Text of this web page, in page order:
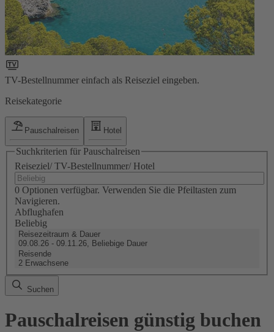
TV-Bestellnummer einfach als Reiseziel eingeben.
Reisekategorie
Pauschalreisen Hotel
Suchkriterien für Pauschalreisen
Reiseziel/ TV-Bestellnummer/ Hotel
0 Optionen verfügbar. Verwenden Sie die Pfeiltasten zum
Navigieren.
Abflughafen
Beliebig
Reisezeitraum & Dauer
09.08.26 - 09.11.26, Beliebige Dauer
Reisende
2 Erwachsene
Suchen
Pauschalreisen günstig buchen